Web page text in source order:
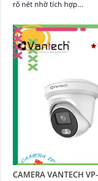
rõ nét nhờ tích hợp...
CAMERA VANTECH